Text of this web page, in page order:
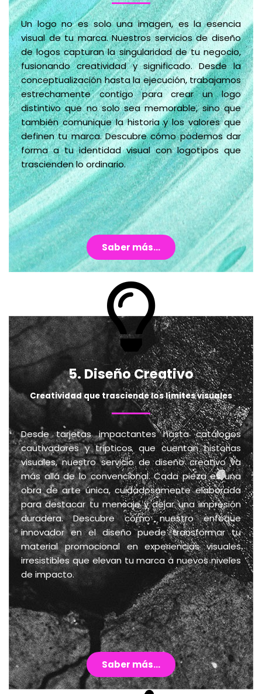
Un logo no es solo una imagen, es la esencia
visual de tu marca. Nuestros servicios de diseño
de logos capturan la singularidad de tu negocio,
fusionando creatividad y significado. Desde la
conceptualización hasta la ejecución, trabajamos
estrechamente contigo para crear un logo
distintivo que no solo sea memorable, sino que
también comunique la historia y los valores que
definen tu marca. Descubre cómo podemos dar
forma a tu identidad visual con logotipos que
trascienden lo ordinario.
Saber más...
5. Diseño Creativo
Creatividad que trasciende los límites visuales
Desde tarjetas impactantes hasta catálogos
cautivadores y trípticos que cuentan historias
visuales, nuestro servicio de diseño creativo va
más allá de lo convencional. Cada pieza es una
obra de arte única, cuidadosamente elaborada
para destacar tu mensaje y dejar una impresión
duradera. Descubre cómo nuestro enfoque
innovador en el diseño puede transformar tu
material promocional en experiencias visuales
irresistibles que elevan tu marca a nuevos niveles
de impacto.
Saber más...